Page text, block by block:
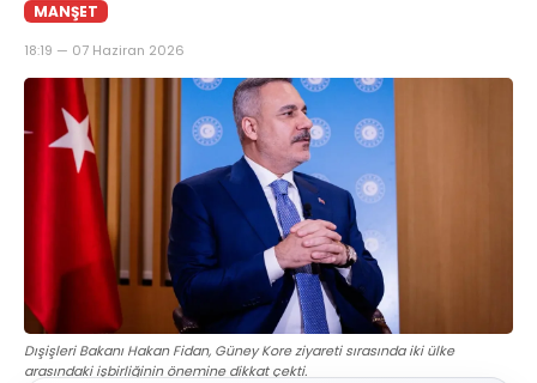
MANŞET
18:19 — 07 Haziran 2026
Dışişleri Bakanı Hakan Fidan, Güney Kore ziyareti sırasında iki ülke
arasındaki işbirliğinin önemine dikkat çekti.